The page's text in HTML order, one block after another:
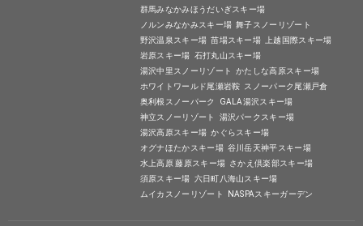
群馬みなかみほうだいぎスキー場
ノルンみなかみスキー場 舞子スノーリゾート
野沢温泉スキー場 苗場スキー場 上越国際スキー場
岩原スキー場 石打丸山スキー場
湯沢中里スノーリゾート
かたしな高原スキー場
ホワイトワールド尾瀬岩鞍 スノーパーク尾瀬戸倉
奥利根スノーパーク
GALA湯沢スキー場
神立スノーリゾート
湯沢パークスキー場
湯沢高原スキー場 かぐらスキー場
オグナほたかスキー場 谷川岳天神平スキー場
水上高原 藤原スキー場 さかえ倶楽部スキー場
須原スキー場 六日町八海山スキー場
ムイカスノーリゾート
NASPAスキーガーデン